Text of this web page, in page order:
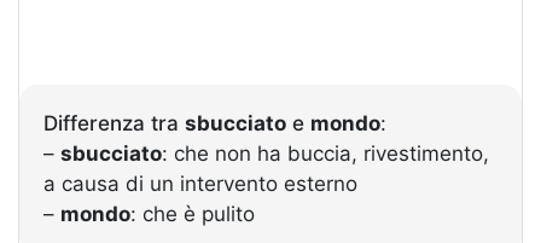
Differenza tra sbucciato e mondo:
– sbucciato: che non ha buccia, rivestimento,
a causa di un intervento esterno
– mondo: che è pulito